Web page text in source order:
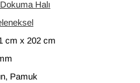
bu halı, pamuktan üzerine yün
Halı
cm x 202 cm
Pamuk